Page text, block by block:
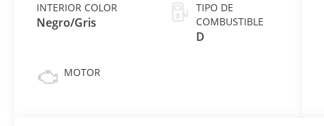
INTERIOR COLOR
Negro/Gris
MOTOR
TIPO DE
COMBUSTIBLE
D